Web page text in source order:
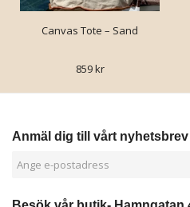
Canvas Tote – Sand
859 kr
Anmäl dig till vårt nyhetsbrev